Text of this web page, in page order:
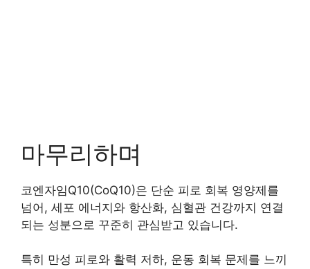
마무리하며
코엔자임Q10(CoQ10)은 단순 피로 회복 영양제를
넘어, 세포 에너지와 항산화, 심혈관 건강까지 연결
되는 성분으로 꾸준히 관심받고 있습니다.
특히 만성 피로와 활력 저하, 운동 회복 문제를 느끼